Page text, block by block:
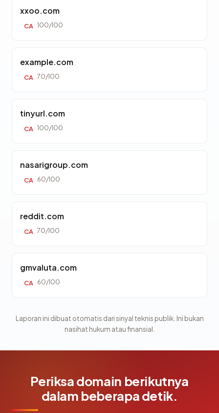
xxoo.com
CA 100/100
example.com
CA 70/100
tinyurl.com
CA 100/100
nasarigroup.com
CA 60/100
reddit.com
CA 70/100
gmvaluta.com
CA 60/100
Laporan ini dibuat otomatis dari sinyal teknis publik. Ini bukan
nasihat hukum atau finansial.
Periksa domain berikutnya
dalam beberapa detik.